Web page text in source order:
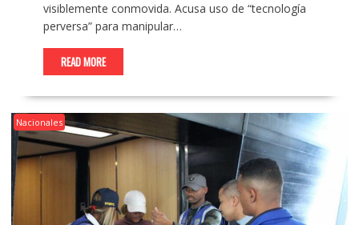
visiblemente conmovida. Acusa uso de “tecnología
perversa” para manipular…
READ MORE
Nacionales